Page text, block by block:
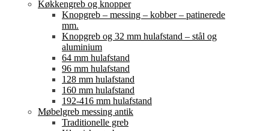
Køkkengreb og knopper
Knopgreb – messing – kobber – patinerede
mm.
Knopgreb og 32 mm hulafstand – stål og
aluminium
64 mm hulafstand
96 mm hulafstand
128 mm hulafstand
160 mm hulafstand
192-416 mm hulafstand
Møbelgreb messing antik
Traditionelle greb